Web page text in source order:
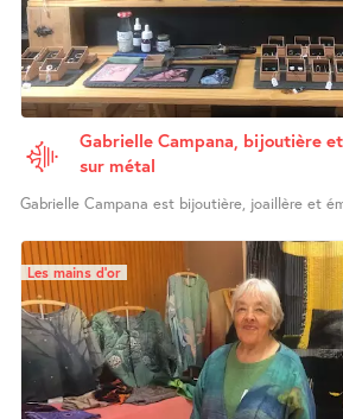
Gabrielle Campana, bijoutière
sur métal
Gabrielle Campana est bijoutière, joaillère et
Les mains d’or